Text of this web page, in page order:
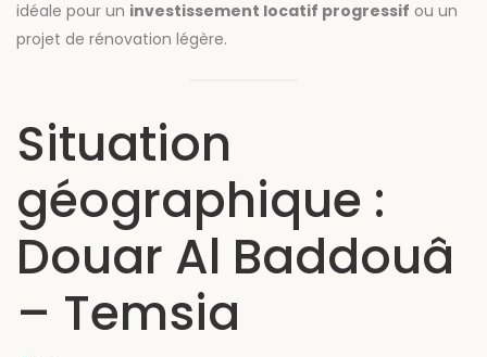
idéale pour un investissement locatif progressif ou un
projet de rénovation légère.
Situation
géographique :
Douar Al Baddouâ
– Temsia